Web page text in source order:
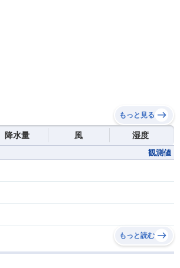
もっと見る
降水量 風 湿度
観測値
もっと読む